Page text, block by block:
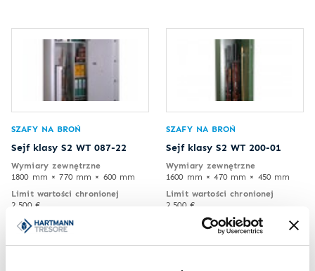
SZAFY NA BROŃ
Sejf klasy S2 WT 087-22
Wymiary zewnętrzne
1800 mm × 770 mm × 600 mm
Limit wartości chronionej
2.500 €
SZAFY NA BROŃ
Sejf klasy S2 WT 200-01
Wymiary zewnętrzne
1600 mm × 470 mm × 450 mm
Limit wartości chronionej
2.500 €